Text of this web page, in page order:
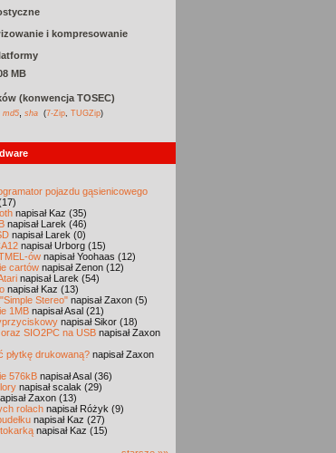
i kompresowanie
MB
(konwencja TOSEC)
md5 sha (7-Zip TUGZip)
pojazdu gąsienicowego
napisał Kaz (35)
napisał Larek (46)
napisał Larek (0)
napisał Urborg (15)
ów napisał Yoohaas (12)
cartów napisał Zenon (12)
napisał Larek (54)
napisał Kaz (13)
Stereo" napisał Zaxon (5)
1MB napisał Asal (21)
napisał Sikor (18)
SIO2PC na USB napisał Zaxon
płytkę drukowaną? napisał Zaxon
576kB napisał Asal (36)
napisał scalak (29)
Zaxon (13)
rolach napisał Różyk (9)
napisał Kaz (27)
napisał Kaz (15)